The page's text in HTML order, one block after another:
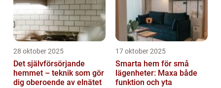
28 oktober 2025
Det självförsörjande
hemmet – teknik som gör
dig oberoende av elnätet
17 oktober 2025
Smarta hem för små
lägenheter: Maxa både
funktion och yta